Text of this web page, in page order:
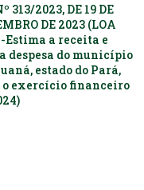
313/2023, DE 19 DE
DE 2023 (LOA
Estima a receita e
despesa do município
estado do Pará,
o exercício financeiro